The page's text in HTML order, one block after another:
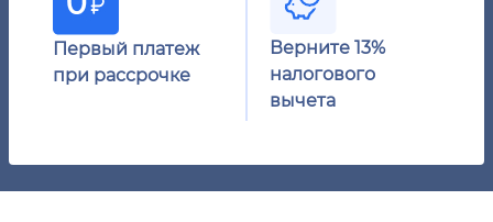
Первый платеж
при рассрочке
Верните 13%
налогового
вычета